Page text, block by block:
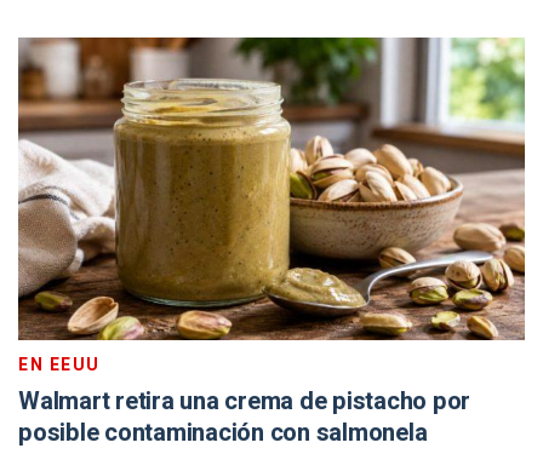
EN EEUU
Walmart retira una crema de pistacho por
posible contaminación con salmonela